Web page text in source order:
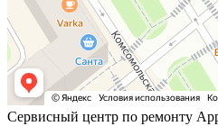
Сервисный центр по ремонту